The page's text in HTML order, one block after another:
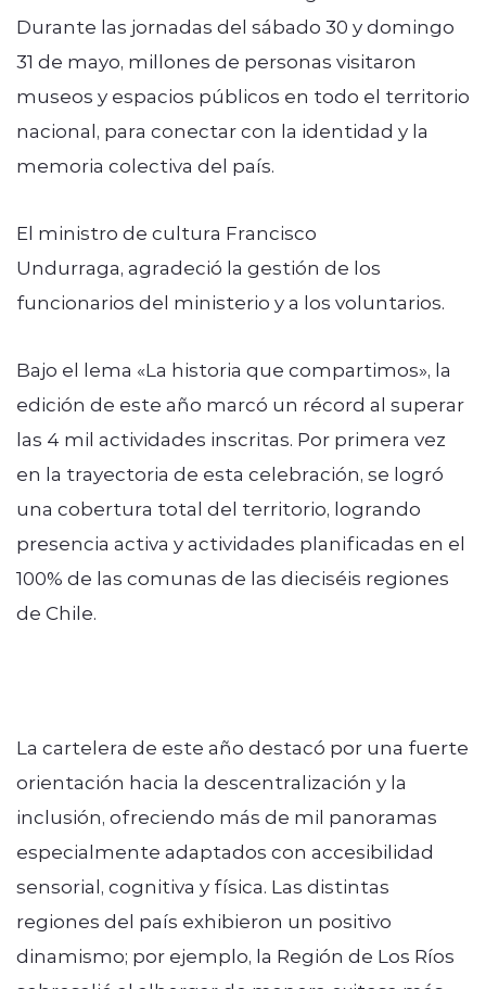
Durante las jornadas del sábado 30 y domingo
31 de mayo, millones de personas visitaron
museos y espacios públicos en todo el territorio
nacional, para conectar con la identidad y la
memoria colectiva del país.
El ministro de cultura Francisco
Undurraga, agradeció la gestión de los
funcionarios del ministerio y a los voluntarios.
Bajo el lema «La historia que compartimos», la
edición de este año marcó un récord al superar
las 4 mil actividades inscritas. Por primera vez
en la trayectoria de esta celebración, se logró
una cobertura total del territorio, logrando
presencia activa y actividades planificadas en el
100% de las comunas de las dieciséis regiones
de Chile.
La cartelera de este año destacó por una fuerte
orientación hacia la descentralización y la
inclusión, ofreciendo más de mil panoramas
especialmente adaptados con accesibilidad
sensorial, cognitiva y física. Las distintas
regiones del país exhibieron un positivo
dinamismo; por ejemplo, la Región de Los Ríos